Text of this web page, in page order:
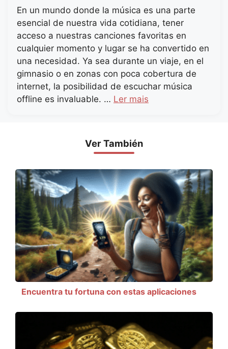
En un mundo donde la música es una parte
esencial de nuestra vida cotidiana, tener
acceso a nuestras canciones favoritas en
cualquier momento y lugar se ha convertido en
una necesidad. Ya sea durante un viaje, en el
gimnasio o en zonas con poca cobertura de
internet, la posibilidad de escuchar música
offline es invaluable. … Ler mais
Ver También
Encuentra tu fortuna con estas aplicaciones